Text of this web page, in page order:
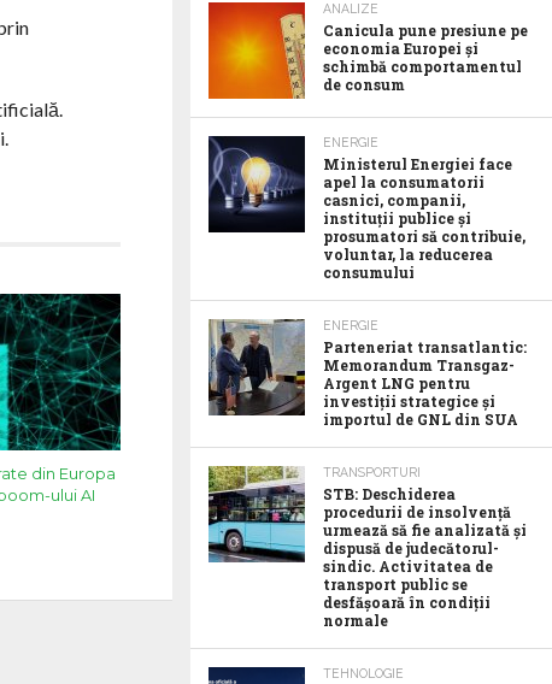
din Europa
ului AI
ANALIZE
Canicula pune presiune pe
economia Europei și
schimbă comportamentul
de consum
ENERGIE
Ministerul Energiei face
apel la consumatorii
casnici, companii,
instituții publice și
prosumatori să contribuie,
voluntar, la reducerea
consumului
ENERGIE
Parteneriat transatlantic:
Memorandum Transgaz-
Argent LNG pentru
investiții strategice și
importul de GNL din SUA
TRANSPORTURI
STB: Deschiderea
procedurii de insolvență
urmează să fie analizată și
dispusă de judecătorul-
sindic. Activitatea de
transport public se
desfășoară în condiții
normale
TEHNOLOGIE